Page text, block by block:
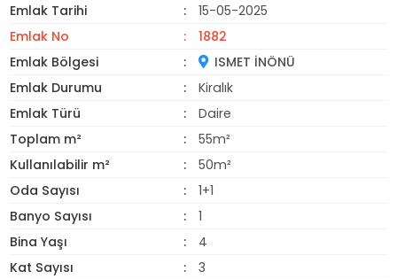
Emlak Tarihi
15-05-2025
Emlak No
1882
Emlak Bölgesi
ISMET İNÖNÜ
Emlak Durumu
Kiralık
Emlak Türü
Daire
Toplam m²
55m²
Kullanılabilir m²
50m²
Oda Sayısı
1+1
Banyo Sayısı
1
Bina Yaşı
4
Kat Sayısı
3